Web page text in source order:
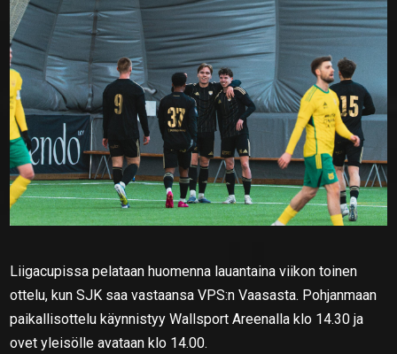
Liigacupissa pelataan huomenna lauantaina viikon toinen
ottelu, kun SJK saa vastaansa VPS:n Vaasasta. Pohjanmaan
paikallisottelu käynnistyy Wallsport Areenalla klo 14.30 ja
ovet yleisölle avataan klo 14.00.